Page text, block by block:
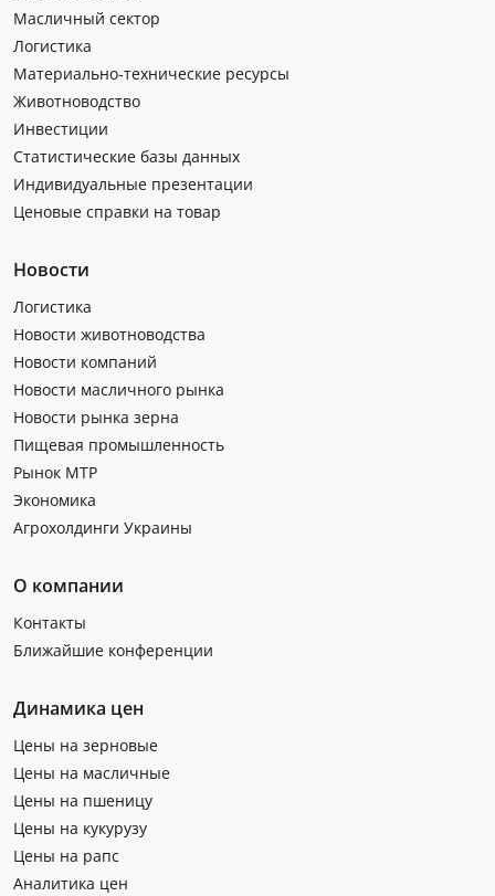
Масличный сектор
Логистика
Материально-технические ресурсы
Животноводство
Инвестиции
Статистические базы данных
Индивидуальные презентации
Ценовые справки на товар
Новости
Логистика
Новости животноводства
Новости компаний
Новости масличного рынка
Новости рынка зерна
Пищевая промышленность
Рынок МТР
Экономика
Агрохолдинги Украины
О компании
Контакты
Ближайшие конференции
Динамика цен
Цены на зерновые
Цены на масличные
Цены на пшеницу
Цены на кукурузу
Цены на рапс
Аналитика цен